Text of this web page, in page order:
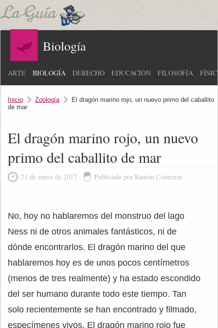
Biología
ARTE BIOLOGÍA DERECHO EDUCACIÓN FILOSOFÍA
Inicio Zoología
El dragón marino rojo, un nuevo primo del caballito
de mar
El dragón marino rojo, un nuevo
primo del caballito de mar
21 de enero de 2017 Publicado por Ramón Contreras
No, hoy no hablaremos del monstruo del lago
Ness ni de otros animales fantásticos, ni de
dónde encontrarlos. El dragón marino del que
hablaremos hoy es de unos pocos centímetros
(menos de tres realmente) y ha estado escondido
del ser humano durante todo este tiempo. Tan
solo recientemente se han encontrado y filmado,
especímenes vivos. El dragón marino rojo fue